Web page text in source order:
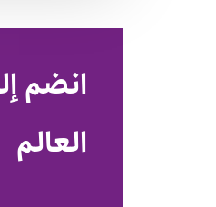
انضم
العالم